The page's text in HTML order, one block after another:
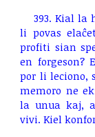
393. Kial la
li povas
profiti sian
en forgeson?
por li leciono,
memoro ne
la unua kaj,
vivi. Kiel